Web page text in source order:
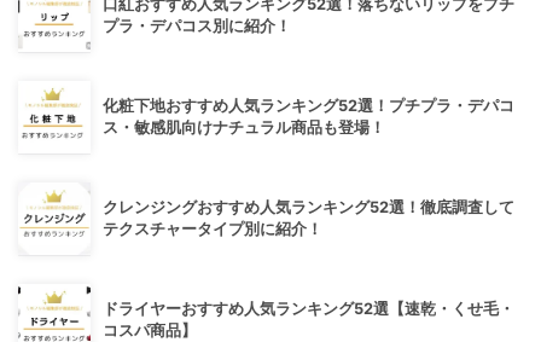
口紅おすすめ人気ランキング52選！落ちないリップをプチ
プラ・デパコス別に紹介！
化粧下地おすすめ人気ランキング52選！プチプラ・デパコ
ス・敏感肌向けナチュラル商品も登場！
クレンジングおすすめ人気ランキング52選！徹底調査して
テクスチャータイプ別に紹介！
ドライヤーおすすめ人気ランキング52選【速乾・くせ毛・
コスパ商品】